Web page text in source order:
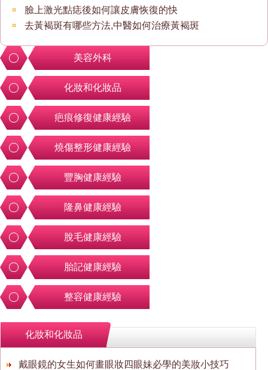
臉上激光點痣後如何讓皮膚恢復的快
去黃褐斑有哪些方法,中醫如何治療黃褐斑
美容外科
化妝和化妝品
疤痕修復健康經驗
燒傷整形健康經驗
豐胸健康經驗
隆鼻健康經驗
脫毛健康經驗
胎記健康經驗
整容健康經驗
化妝和化妝品
戴眼鏡的女生如何畫眼妝四眼妹必學的美妝小技巧